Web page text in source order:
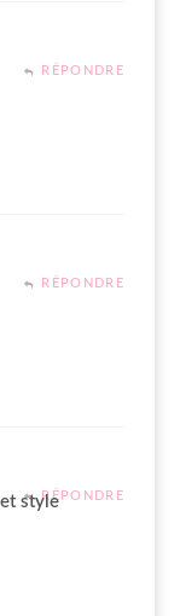
RÉPONDRE
RÉPONDRE
styleRÉPONDRE